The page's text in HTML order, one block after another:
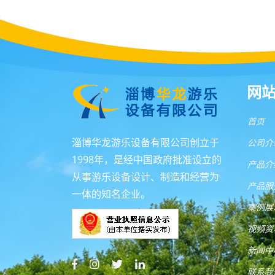
淄博华龙游乐设备有限公司创立于
1998年，是经中国政府批准设立的
从事游乐设备设计、制造和经营为
一体的知名企业。
网
首页
公司
产品
产品
案例
视频
新闻
联系